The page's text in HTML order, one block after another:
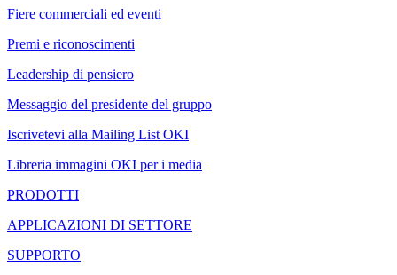
Fiere commerciali ed eventi
Premi e riconoscimenti
Leadership di pensiero
Messaggio del presidente del gruppo
Iscrivetevi alla Mailing List OKI
Libreria immagini OKI per i media
PRODOTTI
APPLICAZIONI DI SETTORE
SUPPORTO